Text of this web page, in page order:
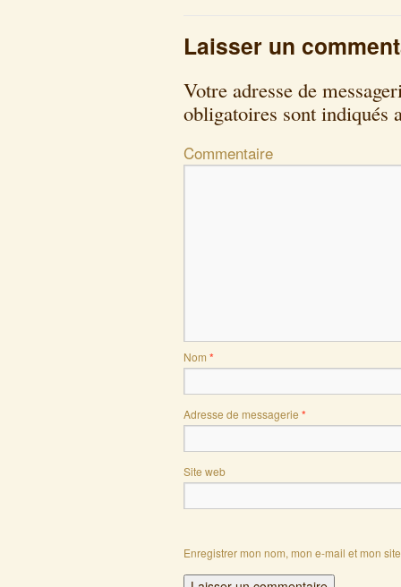
Laisser un
Votre adresse de
obligatoires sont indiqués
Commentaire
Nom *
Adresse de messagerie *
Site web
Enregistrer mon nom, mon e-mail et mon